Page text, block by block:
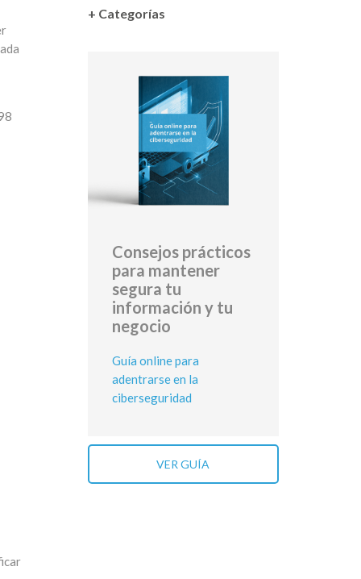
+ Categorías
Consejos prácticos
para mantener
segura tu
información y tu
negocio
Guía online para
adentrarse en la
ciberseguridad
VER GUÍA